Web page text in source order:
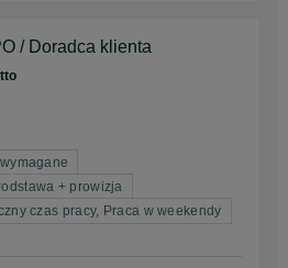
/ Doradca klienta
+ prowizja
czas pracy, Praca w weekendy